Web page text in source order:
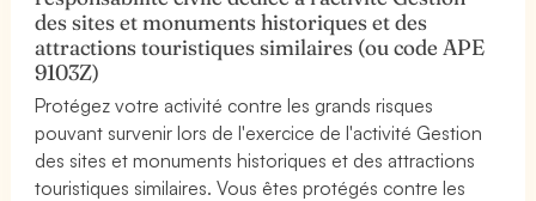
des sites et monuments historiques et des
attractions touristiques similaires (ou code APE
9103Z)
Protégez votre activité contre les grands risques
pouvant survenir lors de l'exercice de l'activité Gestion
des sites et monuments historiques et des attractions
touristiques similaires. Vous êtes protégés contre les